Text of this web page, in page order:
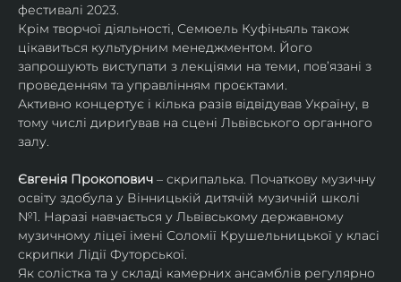
фестивалі 2023.
Крім творчої діяльності, Семюель Куфіньяль також
цікавиться культурним менеджментом. Його
запрошують виступати з лекціями на теми, пов’язані з
проведенням та управлінням проєктами.
Активно концертує і кілька разів відвідував Україну, в
тому числі дириґував на сцені Львівського органного
залу.
Євгенія Прокопович – скрипалька. Початкову музичну
освіту здобула у Вінницькій дитячій музичній школі
№1. Наразі навчається у Львівському державному
музичному ліцеї імені Соломії Крушельницької у класі
скрипки Лідії Футорської.
Як солістка та у складі камерних ансамблів регулярно